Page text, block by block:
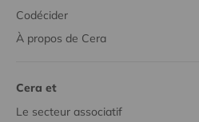
Codécider
À propos de Cera
Cera et
Le secteur associatif